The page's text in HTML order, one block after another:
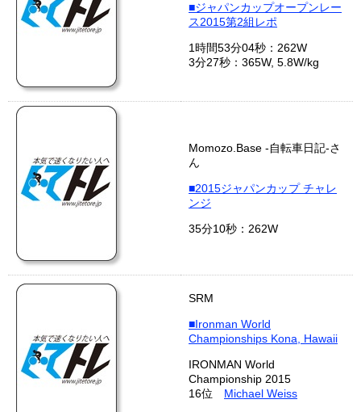
■ジャパンカップオープンレー
ス2015第2組レポ
1時間53分04秒：262W
3分27秒：365W, 5.8W/kg
Momozo.Base -自転車日記-さ
ん
■2015ジャパンカップ チャレ
ンジ
35分10秒：262W
SRM
■Ironman World
Championships Kona, Hawaii
IRONMAN World
Championship 2015
16位 Michael Weiss